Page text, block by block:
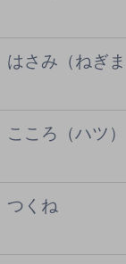
はさみ（ねぎま
こころ（ハツ）
つくね